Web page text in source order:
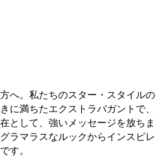
へ。私たちのスター・スタイルの
に満ちたエクストラバガントで、
として、強いメッセージを放ちま
ラマラスなルックからインスピレ
す。